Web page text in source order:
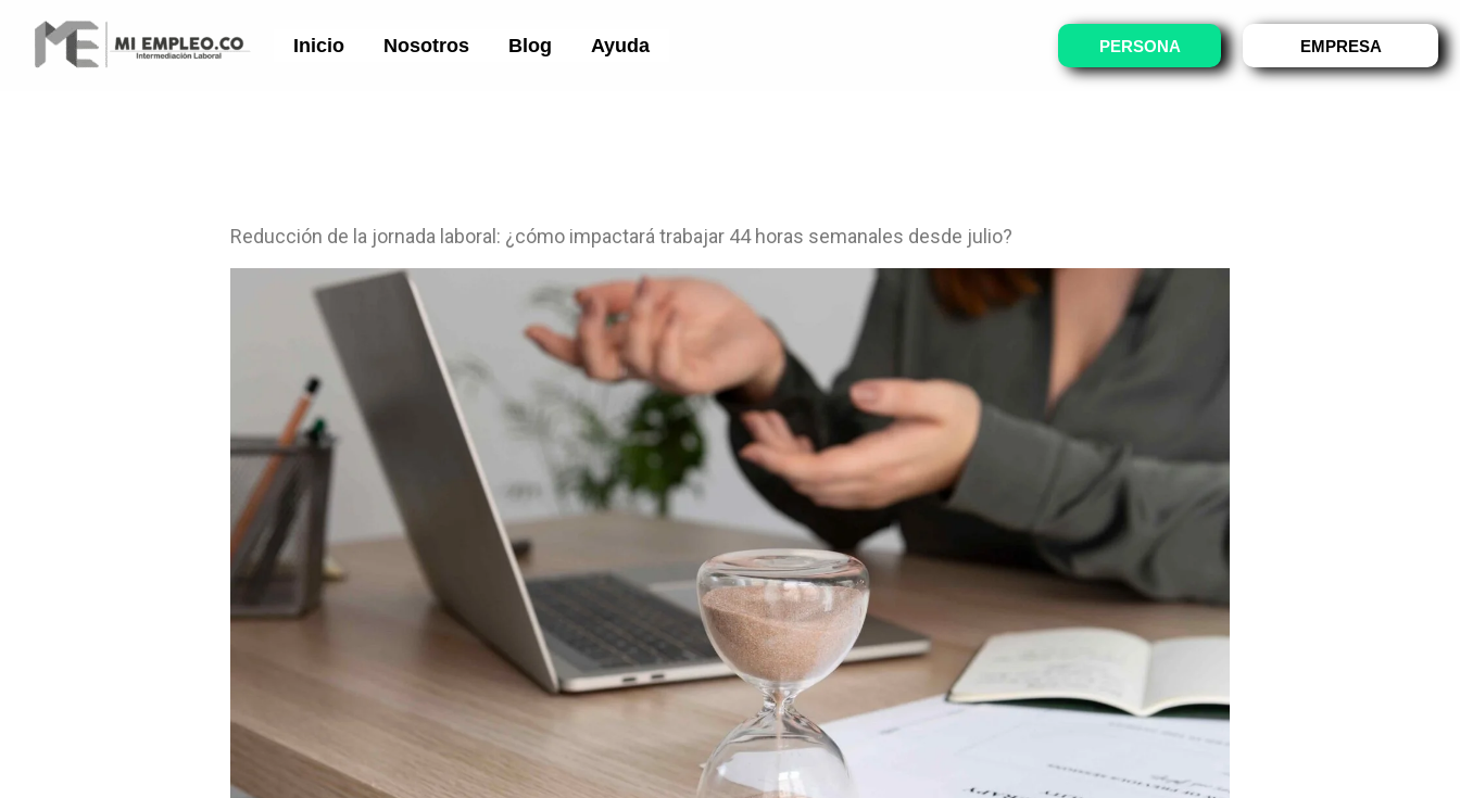
Inicio Nosotros Blog Ayuda PERSONA EMPRESA
Reducción de la jornada laboral: ¿cómo impactará trabajar 44 horas semanales desde julio?